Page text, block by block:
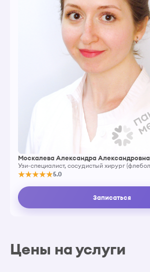
Москалева Александра Александровна
Узи-специалист, сосудистый хирург
5.0
Записаться
Цены на услуги